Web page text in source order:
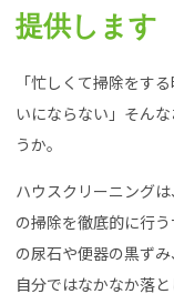
提供します
「忙しくて掃除をす
いにならない」そん
うか。
ハウスクリーニング
の掃除を徹底的に行
の尿石や便器の黒ず
自分ではなかなか落